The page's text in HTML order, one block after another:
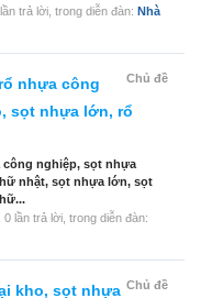
lần trả lời, trong diễn đàn: Nhà
Chủ đề
nhựa công
sọt nhựa lớn, rổ
nghiệp, sọt nhựa
nhật, sọt nhựa lớn, sọt
, 0 lần trả lời, trong diễn đàn:
Chủ đề
kho, sọt nhựa